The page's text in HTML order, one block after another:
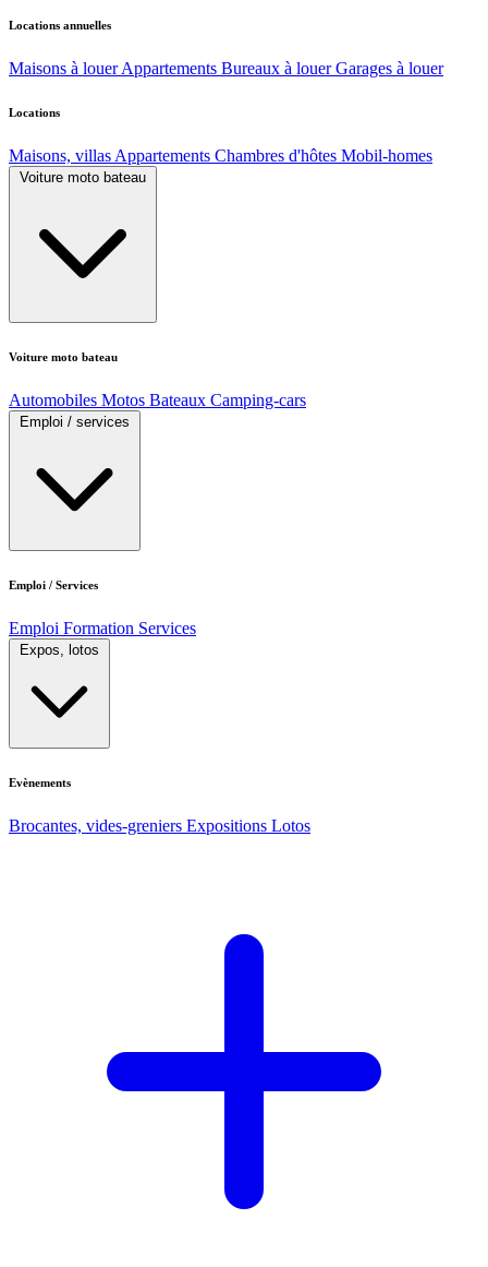
Locations annuelles
Maisons à louer Appartements Bureaux à louer Garages à louer
Locations
Maisons, villas Appartements Chambres d'hôtes Mobil-homes
Voiture moto bateau
Voiture moto bateau
Automobiles Motos Bateaux Camping-cars
Emploi / services
Emploi / Services
Emploi Formation Services
Expos, lotos
Evènements
Brocantes, vides-greniers Expositions Lotos